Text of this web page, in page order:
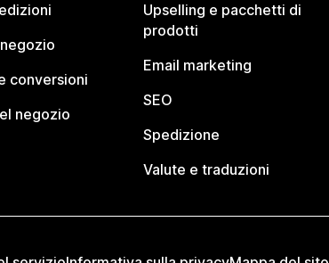
conversioni
negozio
Upselling e pacchetti di
prodotti
Email marketing
SEO
Spedizione
Valute e traduzioni